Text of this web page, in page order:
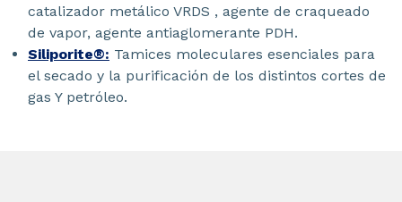
catalizador metálico VRDS , agente de craqueado
de vapor, agente antiaglomerante PDH.
Siliporite®: Tamices moleculares esenciales para
el secado y la purificación de los distintos cortes de
gas Y petróleo.